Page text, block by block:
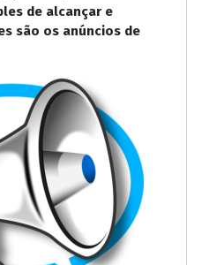
de alcançar e
são os anúncios de